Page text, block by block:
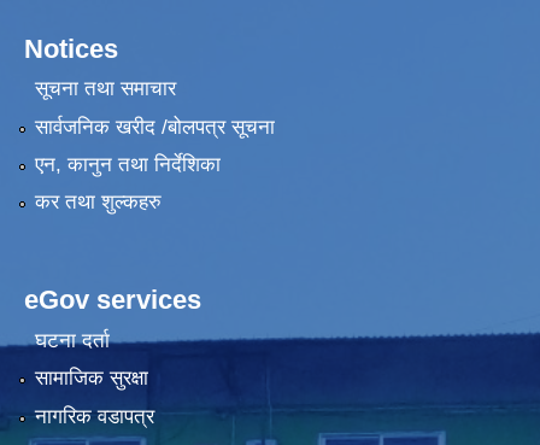
Notices
सूचना तथा समाचार
सार्वजनिक खरीद /बोलपत्र सूचना
एन, कानुन तथा निर्देशिका
कर तथा शुल्कहरु
eGov services
घटना दर्ता
सामाजिक सुरक्षा
नागरिक वडापत्र